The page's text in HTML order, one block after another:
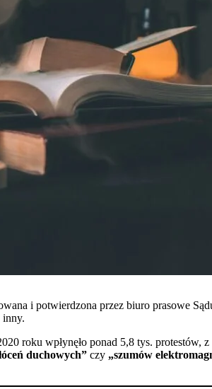
i potwierdzona przez biuro prasowe
inny.
roku wpłynęło ponad 5,8 tys. protestów,
duchowych” czy „szumów